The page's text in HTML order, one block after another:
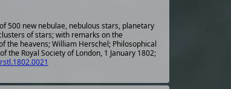
500 new nebulae, nebulous stars, planetary
of stars; with remarks on the
the heavens; William Herschel; Philosophical
the Royal Society of London, 1 January 1802;